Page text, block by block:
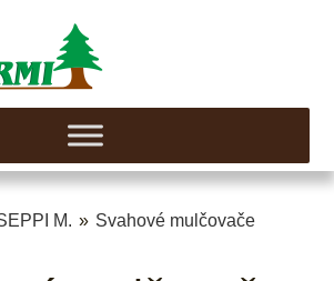
M. » Svahové mulčovače